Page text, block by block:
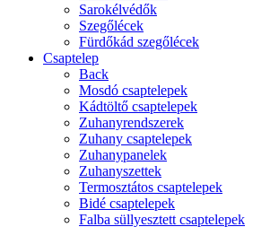
Sarokélvédők
Szegőlécek
Fürdőkád szegőlécek
Csaptelep
Back
Mosdó csaptelepek
Kádtöltő csaptelepek
Zuhanyrendszerek
Zuhany csaptelepek
Zuhanypanelek
Zuhanyszettek
Termosztátos csaptelepek
Bidé csaptelepek
Falba süllyesztett csaptelepek